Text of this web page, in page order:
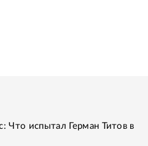
Что испытал Герман Титов в